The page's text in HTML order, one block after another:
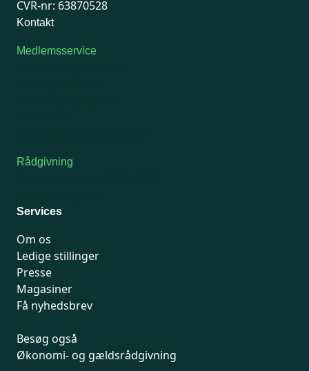
CVR-nr: 63870528
Kontakt
Medlemsservice
Rådgivning
Services
Om os
Ledige stillinger
Presse
Magasiner
Få nyhedsbrev
Besøg også
Økonomi- og gældsrådgivning